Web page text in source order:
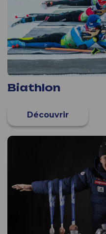
Biathlon